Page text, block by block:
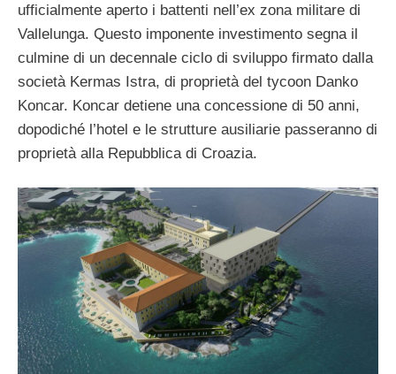
ufficialmente aperto i battenti nell’ex zona militare di
Vallelunga. Questo imponente investimento segna il
culmine di un decennale ciclo di sviluppo firmato dalla
società Kermas Istra, di proprietà del tycoon Danko
Koncar. Koncar detiene una concessione di 50 anni,
dopodiché l’hotel e le strutture ausiliarie passeranno di
proprietà alla Repubblica di Croazia.